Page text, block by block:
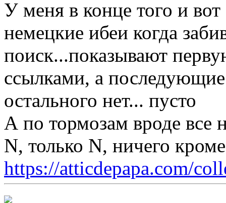
У меня в конце того и
немецкие ибеи когда
поиск...показывают
ссылками, а последующие
остального нет... пусто
А по тормозам вроде все
N, только N, ничего
https://atticdepapa.com/